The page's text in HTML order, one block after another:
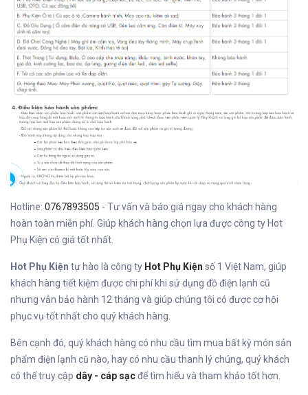
Hotline: 0767893505 - Tư vấn và báo giá ngay cho khách hàng
hoàn toàn miễn phí. Giúp khách hàng chọn lựa được công ty Hot
Phụ Kiện có giá tốt nhất.
Hot Phụ Kiện tự hào là công ty Hot Phụ Kiện số 1 Việt Nam, giúp
khách hàng tiết kiệm được chi phí khi sử dụng đồ điện lạnh cũ
nhưng vẫn bảo hành 12 tháng và giúp chúng tôi có được cơ hội
phục vụ tốt nhất cho quý khách hàng.
Bên cạnh đó, quý khách hàng có nhu cầu tìm mua bất kỳ món sản
phẩm điện lạnh cũ nào, hay có nhu cầu thanh lý chúng, quý khách
có thể truy cập dây - cáp sạcđể tìm hiểu và tham khảo tốt hơn.